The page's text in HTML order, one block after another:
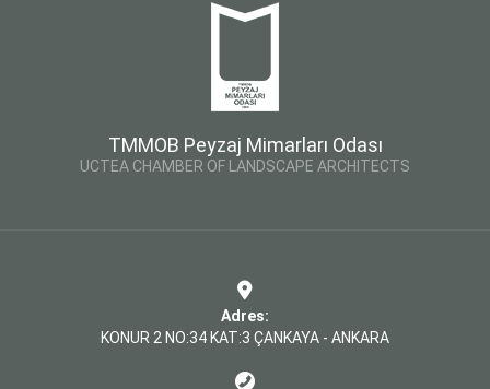
TMMOB Peyzaj Mimarları Odası
UCTEA CHAMBER OF LANDSCAPE ARCHITECTS
Adres:
KONUR 2 NO:34 KAT:3 ÇANKAYA - ANKARA